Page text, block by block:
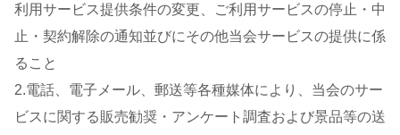
利用サービス提供条件の変更、ご利用サービスの停止・中
止・契約解除の通知並びにその他当会サービスの提供に係
ること
2.電話、電子メール、郵送等各種媒体により、当会のサー
ビスに関する販売勧奨・アンケート調査および景品等の送